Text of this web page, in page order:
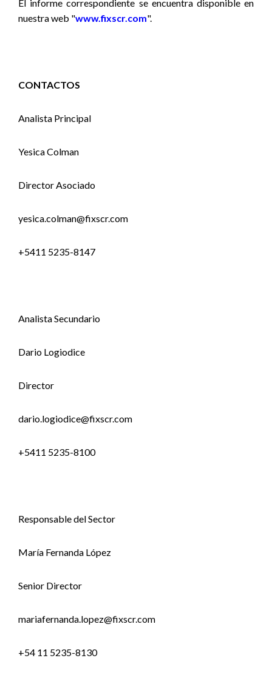
El informe correspondiente se encuentra disponible en
nuestra web "www.fixscr.com".
CONTACTOS
Analista Principal
Yesica Colman
Director Asociado
yesica.colman@fixscr.com
+5411 5235-8147
Analista Secundario
Dario Logiodice
Director
dario.logiodice@fixscr.com
+5411 5235-8100
Responsable del Sector
María Fernanda López
Senior Director
mariafernanda.lopez@fixscr.com
+54 11 5235-8130